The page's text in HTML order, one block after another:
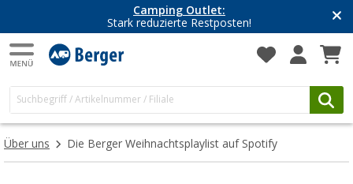
Camping Outlet:
Stark reduzierte Restposten!
Über uns Die Berger Weihnachtsplaylist auf Spotify